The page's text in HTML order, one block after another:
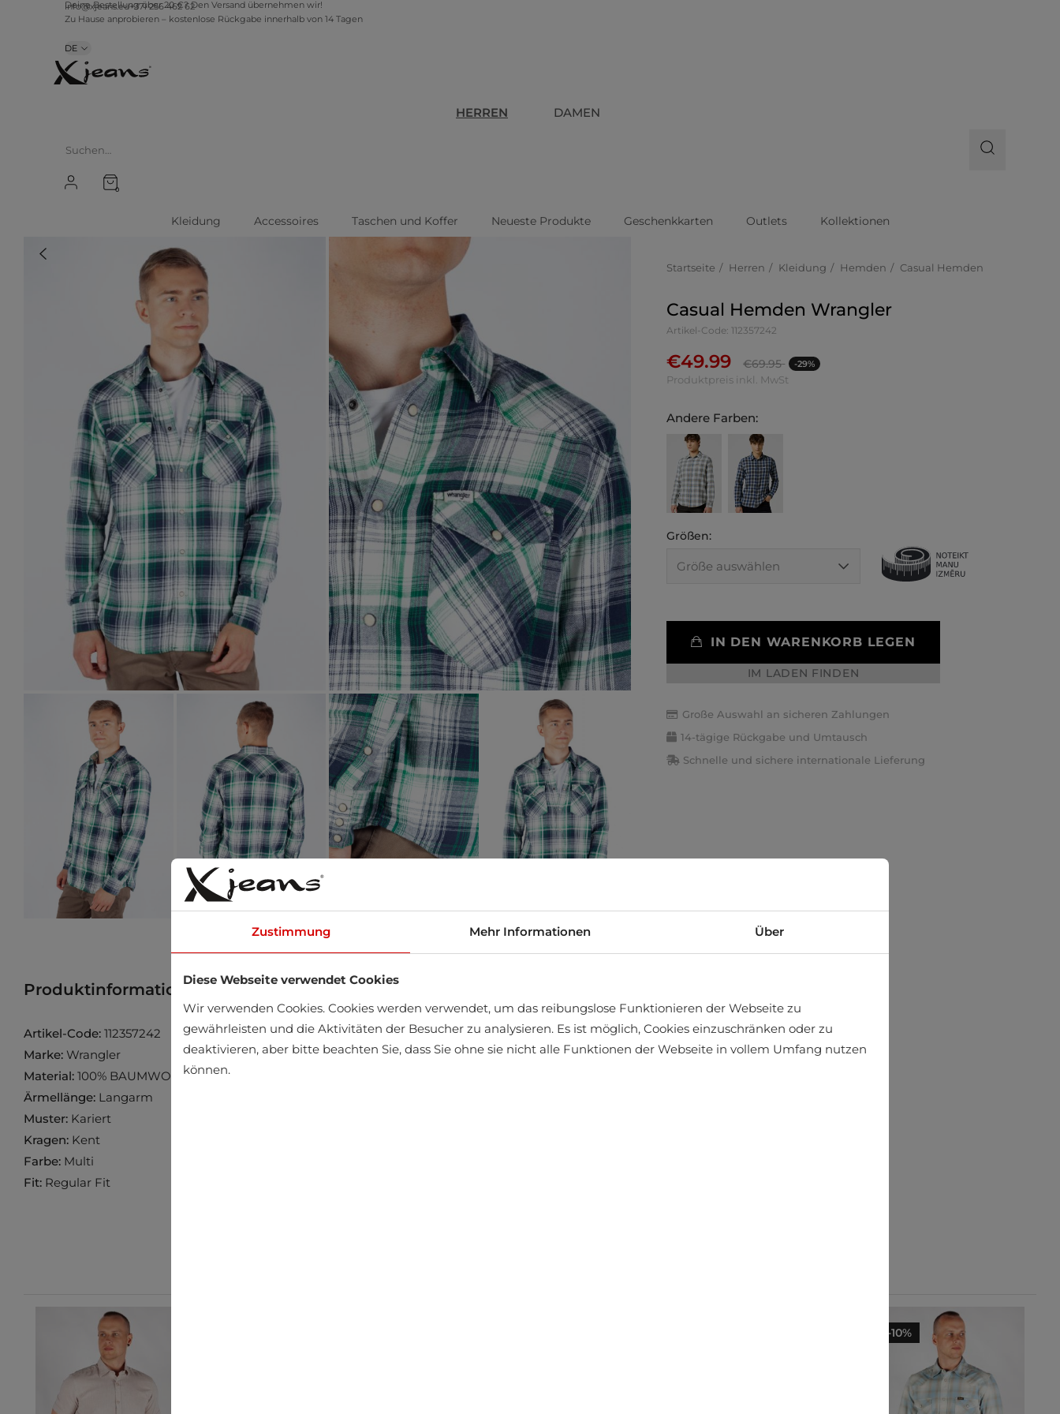
info@xjeans.eu+371 256 462 62
Deine Bestellung über 20 €? Den Versand übernehmen wir!
DE
HERREN DAMEN
0
Kleidung Accessoires Taschen und Koffer Neueste Produkte Geschenkkarten Outlets Kollektionen
Startseite Herren Kleidung Hemden Casual Hemden
Casual Hemden Wrangler
Artikel-Code: 112357242
€49.99 €69.95 -29%
Produktpreis inkl. MwSt
Andere Farben:
Größen:
IN DEN WARENKORB LEGEN
IM LADEN FINDEN
Große Auswahl an sicheren Zahlungen
14-tägige Rückgabe und Umtausch
Schnelle und sichere internationale Lieferung
Produktinformation Produkt im Geschäft finden
Artikel-Code: 112357242
Marke: Wrangler
Material: 100% BAUMWOLLE
Ärmellänge: Langarm
Muster: Kariert
Kragen: Kent
Farbe: Multi
Fit: Regular Fit
-10%
Zustimmung Mehr Informationen Über
Diese Webseite verwendet Cookies
Wir verwenden Cookies. Cookies werden verwendet, um das reibungslose Funktionieren der Webseite zu
gewährleisten und die Aktivitäten der Besucher zu analysieren. Es ist möglich, Cookies einzuschränken oder zu
deaktivieren, aber bitte beachten Sie, dass Sie ohne sie nicht alle Funktionen der Webseite in vollem Umfang nutzen
können.